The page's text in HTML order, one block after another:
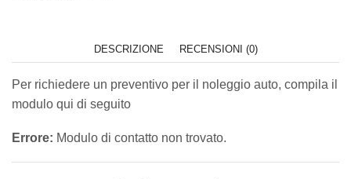
DESCRIZIONE RECENSIONI (0)
Per richiedere un preventivo per il noleggio auto, compila il
modulo qui di seguito
Errore: Modulo di contatto non trovato.